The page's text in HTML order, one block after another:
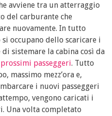
avviene tra un atterraggio
del carburante che
nuovamente. In tutto
occupano dello scaricare i
sistemare la cabina così da
passeggeri. Tutto
massimo mezz’ora e,
i nuovi passeggeri
vengono caricati i
Una volta completato